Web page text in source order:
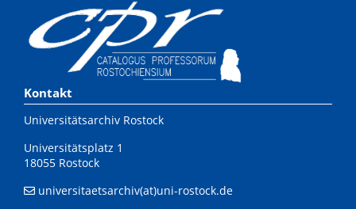
Kontakt
Universitätsarchiv Rostock
Universitätsplatz 1
18055 Rostock
universitaetsarchiv(at)uni-rostock.de